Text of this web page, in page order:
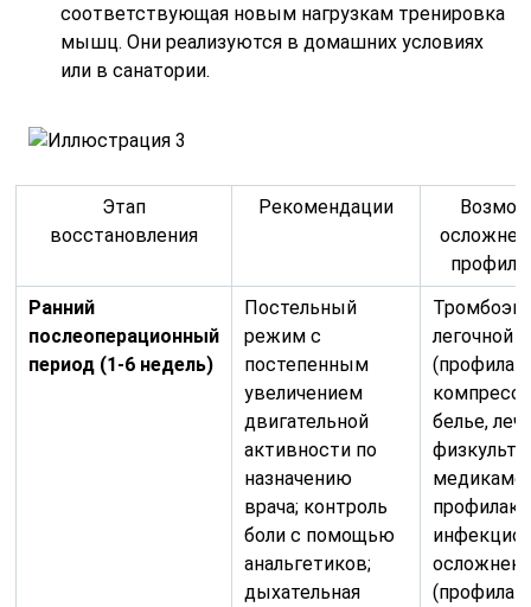
соответствующая новым нагрузкам тренировка
мышц. Они реализуются в домашних условиях
или в санатории.
Этап
восстановления
Рекомендации
Ранний
послеоперационный
период (1-6 недель)
Постельный
режим с
постепенным
увеличением
двигательной
активности по
назначению
врача; контроль
боли с помощью
анальгетиков;
дыхательная
легочной
белье,